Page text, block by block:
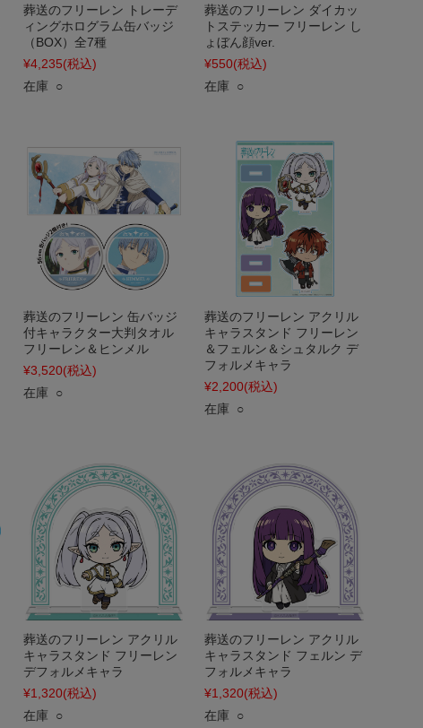
葬送のフリーレン トレーデ
ィングホログラム缶バッジ
（BOX）全7種
¥4,235(税込)
在庫 ○
葬送のフリーレン ダイカッ
トステッカー フリーレン し
ょぼん顔ver.
¥550(税込)
在庫 ○
葬送のフリーレン 缶バッジ
付キャラクター大判タオル
フリーレン＆ヒンメル
¥3,520(税込)
在庫 ○
葬送のフリーレン アクリル
キャラスタンド フリーレン
＆フェルン＆シュタルク デ
フォルメキャラ
¥2,200(税込)
在庫 ○
葬送のフリーレン アクリル
キャラスタンド フリーレン
デフォルメキャラ
¥1,320(税込)
在庫 ○
葬送のフリーレン アクリル
キャラスタンド フェルン デ
フォルメキャラ
¥1,320(税込)
在庫 ○